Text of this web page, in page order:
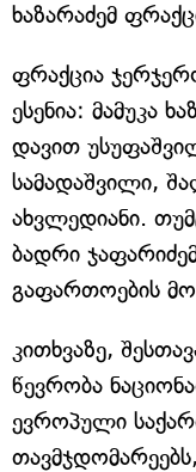
ხაზარაძემ
ფრაქცია
ესენია: მამუკა
დავით
სამადაშვილი,
ახვლედიანი.
ბადრი
გაფართოების
კითხვაზე,
წევრობა
ევროპული